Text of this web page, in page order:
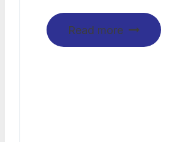
Read more